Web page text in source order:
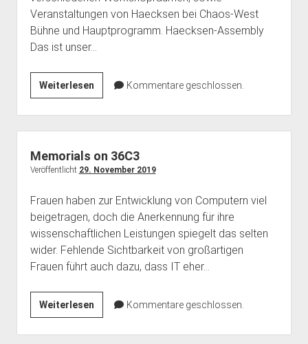
Haecksen e. V.
open
dropdown
Kontakt
dropdown
menu
BBB Räume
dropdown
menu
Feministische Bibliothek
Haecksenkarte
Team Inklusion
Veranstaltungen von Haecksen bei Chaos-West
Bühne und Hauptprogramm. Haecksen-Assembly
Das ist unser…
Weiterlesen36C3 Kommentare geschlossen.
Memorials on 36C3
Veröffentlicht 29. November 2019
Frauen haben zur Entwicklung von Computern viel
beigetragen, doch die Anerkennung für ihre
wissenschaftlichen Leistungen spiegelt das selten
wider. Fehlende Sichtbarkeit von großartigen
Frauen führt auch dazu, dass IT eher…
WeiterlesenMemorials
on
36C3
Kommentare geschlossen.